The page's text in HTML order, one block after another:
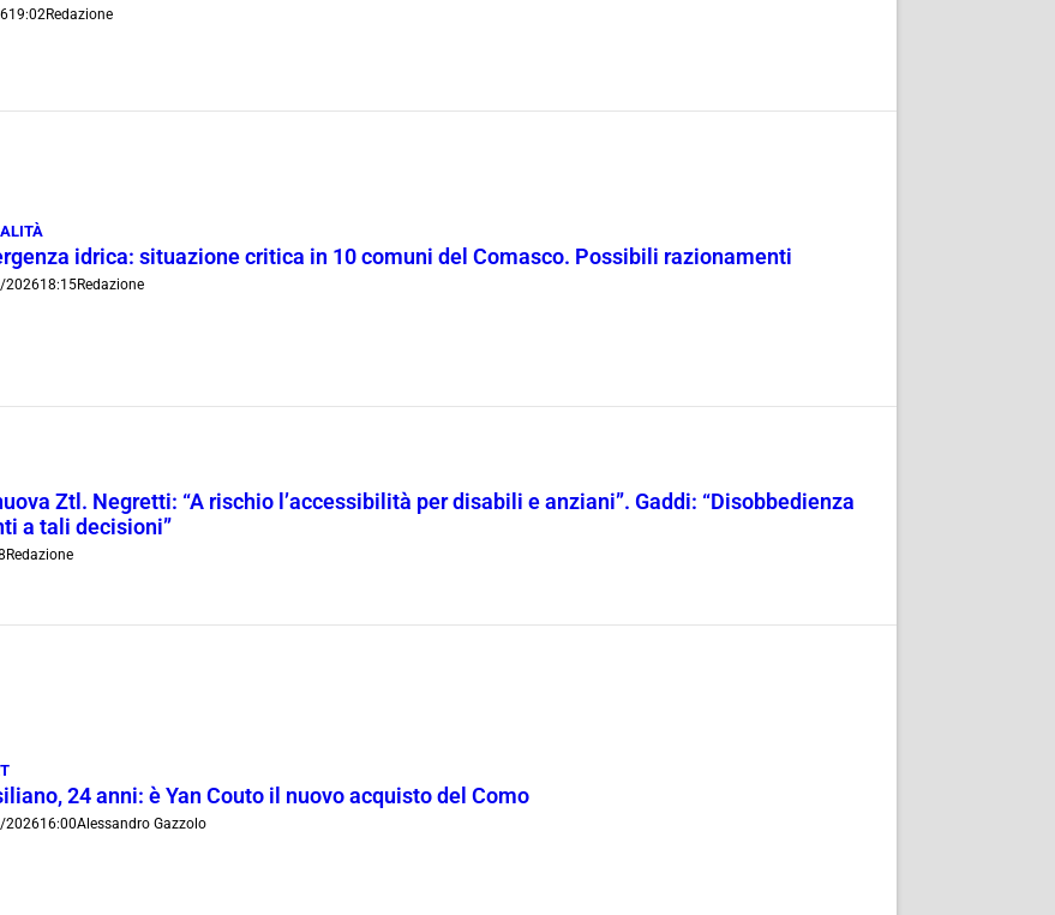
19:02Redazione
idrica: situazione critica in 10 comuni del Comasco. Possibili razionamenti
202618:15Redazione
Ztl. Negretti: “A rischio l’accessibilità per disabili e anziani”. Gaddi: “Disobbedienza
a tali decisioni”
Redazione
24 anni: è Yan Couto il nuovo acquisto del Como
202616:00Alessandro Gazzolo